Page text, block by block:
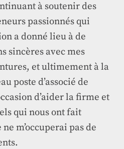
à soutenir des
passionnés qui
a donné lieu à de
sincères avec mes
et ultimement à la
poste d’associé de
d’aider la firme et
qui nous ont fait
m’occuperai pas de